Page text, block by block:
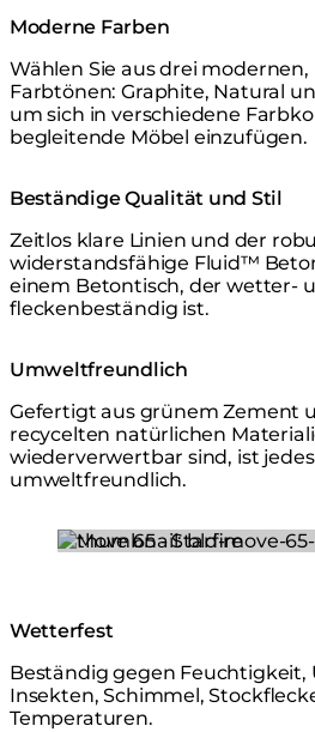
Moderne Farben
Wählen Sie aus drei
Farbtönen: Graphite, Natural
um sich in verschiedene
begleitende Möbel einzufügen.
Beständige Qualität und Stil
Zeitlos klare Linien und der
widerstandsfähige Fluid™
einem Betontisch, der wetter-
fleckenbeständig ist.
Umweltfreundlich
Gefertigt aus grünem Zement
recycelten natürlichen
wiederverwertbar sind, ist
umweltfreundlich.
Loading image...
Wetterfest
Beständig gegen Feuchtigkeit,
Insekten, Schimmel,
Temperaturen.